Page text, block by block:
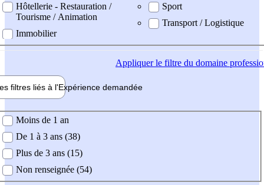
Hôtellerie - Restauration /
Tourisme / Animation
Immobilier
Sport
Transport / Logistique
Appliquerle filtre du domaine
filtres liés à l'Expérience demandée
demandée
Moins de 1 an
De 1 à 3 ans (38)
Plus de 3 ans (15)
Non renseignée (54)